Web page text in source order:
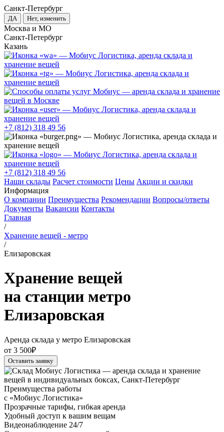
Санкт-Петербург
ДА Нет, изменить
Москва и МО
Санкт-Петербург
Казань
+7 (812) 318 49 56
+7 (812) 318 49 56
Наши склады Расчет стоимости Цены Акции и скидки
Информация
О компании Преимущества Рекомендации Вопросы/ответы
Документы Вакансии Контакты
Главная
/
Хранение вещей - метро
/
Елизаровская
Хранение вещей
на станции метро
Елизаровская
Аренда склада у метро Елизаровская
от 3 500₽
Оставить заявку
Преимущества работы
с «Мобиус Логистика»
Прозрачные тарифы, гибкая аренда
Удобный доступ к вашим вещам
Видеонаблюдение 24/7